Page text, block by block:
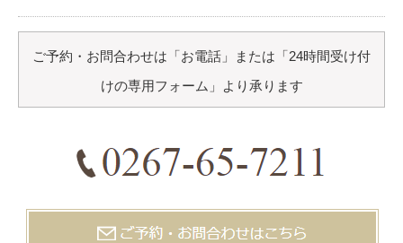
ご予約・お問合わせは「お電話」または「24時間受け付
けの専用フォーム」より承ります